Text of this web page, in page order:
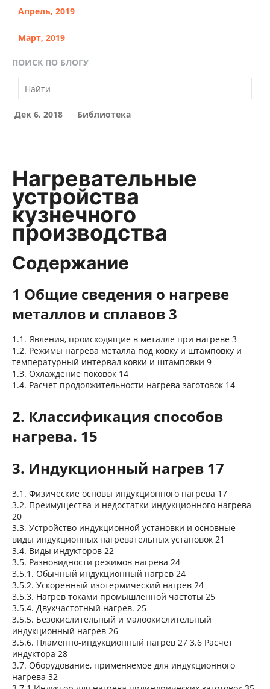
Апрель, 2019
Март, 2019
ПОИСК ПО БЛОГУ
Дек 6, 2018 Библиотека
Нагревательные
устройства
кузнечного
производства
Содержание
1 Общие сведения о нагреве
металлов и сплавов 3
1.1. Явления, происходящие в металле при нагреве 3
1.2. Режимы нагрева металла под ковку и штамповку и
температурный интервал ковки и штамповки 9
1.3. Охлаждение поковок 14
1.4. Расчет продолжительности нагрева заготовок 14
2. Классификация способов
нагрева. 15
3. Индукционный нагрев 17
3.1. Физические основы индукционного нагрева 17
3.2. Преимущества и недостатки индукционного нагрева
20
3.3. Устройство индукционной установки и основные
виды индукционных нагревательных установок 21
3.4. Виды индукторов 22
3.5. Разновидности режимов нагрева 24
3.5.1. Обычный индукционный нагрев 24
3.5.2. Ускоренный изотермический нагрев 24
3.5.3. Нагрев токами промышленной частоты 25
3.5.4. Двухчастотный нагрев. 25
3.5.5. Безокислительный и малоокислительный
индукционный нагрев 26
3.5.6. Пламенно-индукционный нагрев 27 3.6 Расчет
индуктора 28
3.7. Оборудование, применяемое для индукционного
нагрева 32